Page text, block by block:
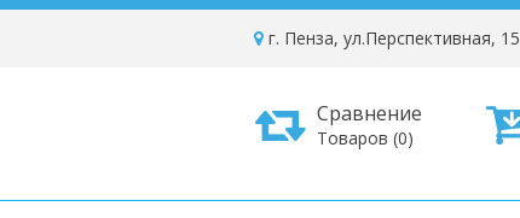
г. Пенза, ул.Перспективная, 15
Сравнение
Товаров (0)